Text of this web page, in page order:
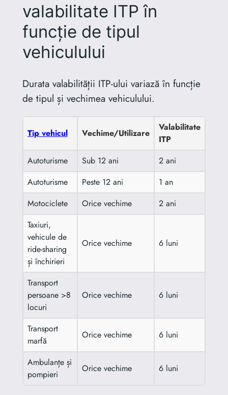
valabilitate ITP în
funcție de tipul
vehiculului
Durata valabilității ITP-ului variază în funcție
de tipul și vechimea vehiculului.
Tip vehicul Vechime/Utilizare
Valabilitate
ITP
Autoturisme
Sub 12 ani
2 ani
Autoturisme
Peste 12 ani
1 an
Motociclete
Orice vechime
2 ani
Taxiuri,
vehicule de
ride-sharing
și închirieri
Orice vechime 6 luni
Transport
persoane >8
locuri
Orice vechime 6 luni
Transport
marfă
Orice vechime 6 luni
Ambulanțe și
pompieri
Orice vechime 6 luni